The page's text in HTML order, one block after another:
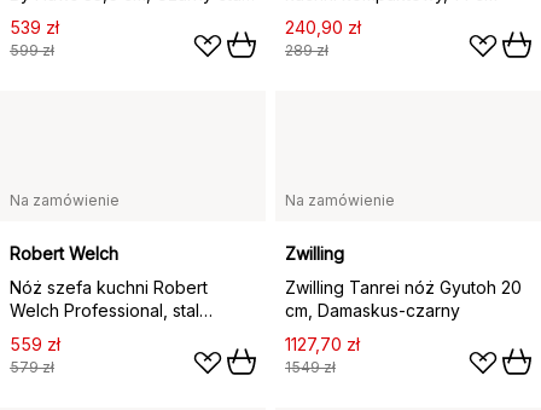
nierdzewna
539 zł
599 zł
240,90 zł
289 zł
Na zamówienie
Robert Welch
Nóż szefa kuchni Robert
Welch Professional, stal
nierdzewna, 15 cm
559 zł
579 zł
Na zamówienie
Zwilling
Zwilling Tanrei nóż Gyutoh 20
cm, Damaskus-czarny
1127,70 zł
1549 zł